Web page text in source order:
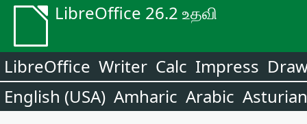
LibreOffice 26.2 உதவி
LibreOffice Writer Calc Impress
English (USA) Amharic Arabic Asturian